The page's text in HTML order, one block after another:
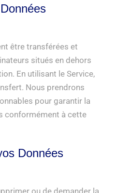
être transférées et
situés en dehors
En utilisant le Service,
Nous prendrons
pour garantir la
conformément à cette
Données
ou de demander la